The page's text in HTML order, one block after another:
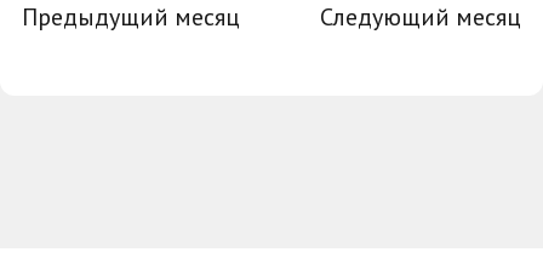
Предыдущий месяц Следующий месяц